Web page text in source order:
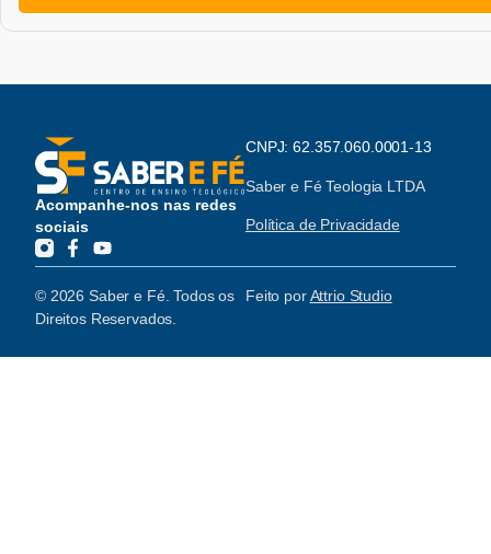
Acompanhe-nos nas redes
sociais
CNPJ: 62.357.060.0001-13
Saber e Fé Teologia LTDA
Política de Privacidade
© 2026 Saber e Fé. Todos os
Direitos Reservados.
Feito porAttrio Studio